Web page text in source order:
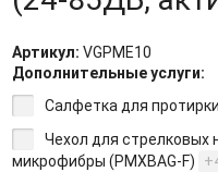
Артикул: VGPME10
Дополнительные услуги:
Салфетка для
Чехол для стрелковых
микрофибры (PMXBAG-F)